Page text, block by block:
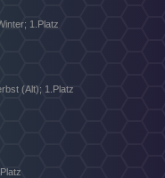
1.Platz
(Alt); 1.Platz